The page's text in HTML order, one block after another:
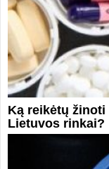
Ką reikėtų
Lietuvos rinkai?